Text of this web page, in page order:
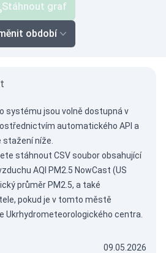
Stáhnout graf
období
systému jsou volně dostupná v
automatického API a
níže.
stáhnout CSV soubor obsahující
AQI PM2.5 NowCast (US
průměr PM2.5, a také
pokud je v tomto městě
Ukrhydrometeorologického centra.
09.05.2026